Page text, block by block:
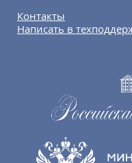
Контакты
Написать в